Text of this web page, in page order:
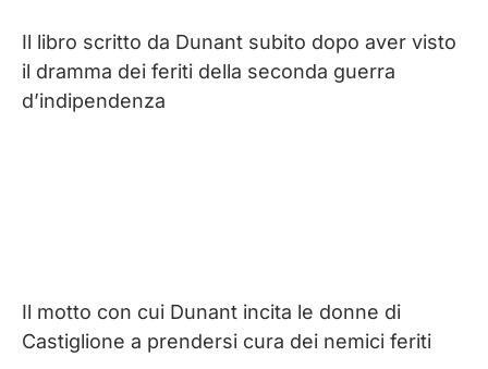
Il libro scritto da Dunant subito dopo aver visto
il dramma dei feriti della seconda guerra
d’indipendenza
Il motto con cui Dunant incita le donne di
Castiglione a prendersi cura dei nemici feriti